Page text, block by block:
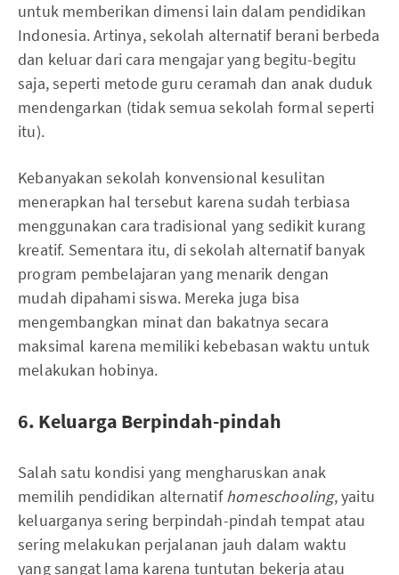
untuk memberikan dimensi lain dalam pendidikan
Indonesia. Artinya, sekolah alternatif berani berbeda
dan keluar dari cara mengajar yang begitu-begitu
saja, seperti metode guru ceramah dan anak duduk
mendengarkan (tidak semua sekolah formal seperti
itu).
Kebanyakan sekolah konvensional kesulitan
menerapkan hal tersebut karena sudah terbiasa
menggunakan cara tradisional yang sedikit kurang
kreatif. Sementara itu, di sekolah alternatif banyak
program pembelajaran yang menarik dengan
mudah dipahami siswa. Mereka juga bisa
mengembangkan minat dan bakatnya secara
maksimal karena memiliki kebebasan waktu untuk
melakukan hobinya.
6. Keluarga Berpindah-pindah
Salah satu kondisi yang mengharuskan anak
memilih pendidikan alternatifhomeschooling, yaitu
keluarganya sering berpindah-pindah tempat atau
sering melakukan perjalanan jauh dalam waktu
yang sangat lama karena tuntutan bekerja atau